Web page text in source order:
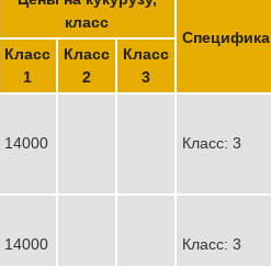
класс
Класс
1
Класс
2
Класс
3
14000 Класс: 3
14000 Класс: 3